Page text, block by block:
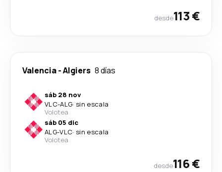
desde113 €
Valencia-Algiers 8 días
sáb 28 nov
VLC-ALG· sin escala
Volotea
sáb 05 dic
ALG-VLC· sin escala
Volotea
desde116 €